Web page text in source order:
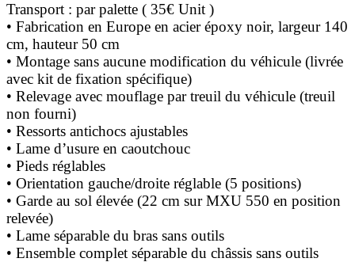
Transport : par palette ( 35€ Unit )
• Fabrication en Europe en acier époxy noir, largeur 140
cm, hauteur 50 cm
• Montage sans aucune modification du véhicule (livrée
avec kit de fixation spécifique)
• Relevage avec mouflage par treuil du véhicule (treuil
non fourni)
• Ressorts antichocs ajustables
• Lame d’usure en caoutchouc
• Pieds réglables
• Orientation gauche/droite réglable (5 positions)
• Garde au sol élevée (22 cm sur MXU 550 en position
relevée)
• Lame séparable du bras sans outils
• Ensemble complet séparable du châssis sans outils